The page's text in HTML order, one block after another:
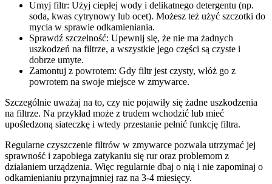
Umyj filtr: Użyj ciepłej wody i delikatnego detergentu (np.
soda, kwas cytrynowy lub ocet). Możesz też użyć szczotki do
mycia w sprawie odkamieniania.
Sprawdź szczelność: Upewnij się, że nie ma żadnych
uszkodzeń na filtrze, a wszystkie jego części są czyste i
dobrze umyte.
Zamontuj z powrotem: Gdy filtr jest czysty, włóż go z
powrotem na swoje miejsce w zmywarce.
Szczególnie uważaj na to, czy nie pojawiły się żadne uszkodzenia
na filtrze. Na przykład może z trudem wchodzić lub mieć
upośledzoną siateczkę i wtedy przestanie pełnić funkcję filtra.
Regularne czyszczenie filtrów w zmywarce pozwala utrzymać jej
sprawność i zapobiega zatykaniu się rur oraz problemom z
działaniem urządzenia. Więc regularnie dbaj o nią i nie zapominaj o
odkamienianiu przynajmniej raz na 3-4 miesięcy.